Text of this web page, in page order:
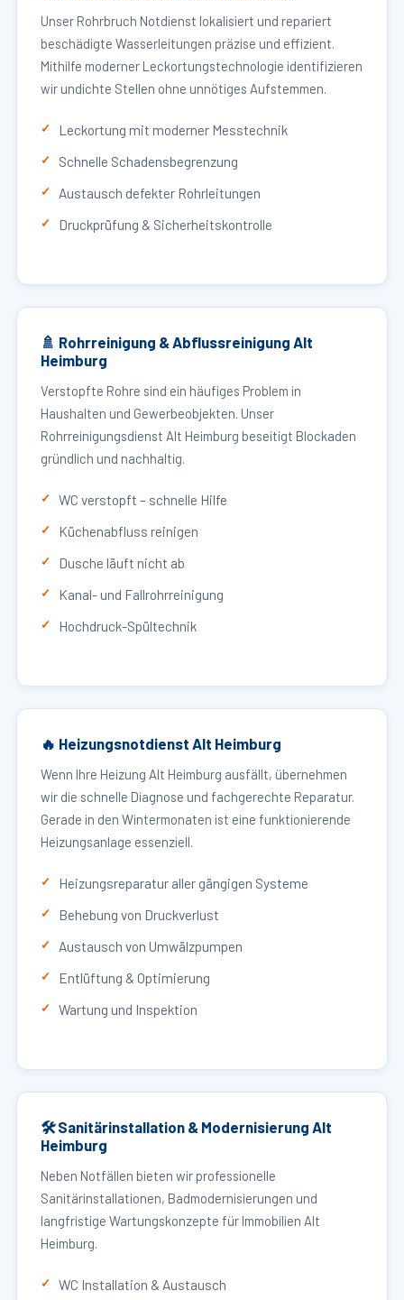
Unser Rohrbruch Notdienst lokalisiert und repariert
beschädigte Wasserleitungen präzise und effizient.
Mithilfe moderner Leckortungstechnologie identifizieren
wir undichte Stellen ohne unnötiges Aufstemmen.
Leckortung mit moderner Messtechnik
Schnelle Schadensbegrenzung
Austausch defekter Rohrleitungen
Druckprüfung & Sicherheitskontrolle
🚿 Rohrreinigung & Abflussreinigung Alt
Heimburg
Verstopfte Rohre sind ein häufiges Problem in
Haushalten und Gewerbeobjekten. Unser
Rohrreinigungsdienst Alt Heimburg beseitigt Blockaden
gründlich und nachhaltig.
WC verstopft – schnelle Hilfe
Küchenabfluss reinigen
Dusche läuft nicht ab
Kanal- und Fallrohrreinigung
Hochdruck-Spültechnik
🔥 Heizungsnotdienst Alt Heimburg
Wenn Ihre Heizung Alt Heimburg ausfällt, übernehmen
wir die schnelle Diagnose und fachgerechte Reparatur.
Gerade in den Wintermonaten ist eine funktionierende
Heizungsanlage essenziell.
Heizungsreparatur aller gängigen Systeme
Behebung von Druckverlust
Austausch von Umwälzpumpen
Entlüftung & Optimierung
Wartung und Inspektion
🛠 Sanitärinstallation & Modernisierung Alt
Heimburg
Neben Notfällen bieten wir professionelle
Sanitärinstallationen, Badmodernisierungen und
langfristige Wartungskonzepte für Immobilien Alt
Heimburg.
WC Installation & Austausch